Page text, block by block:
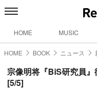
HOME MUSIC
HOME BOOK ニュース
宗像明将『BiS研究員
[5/5]